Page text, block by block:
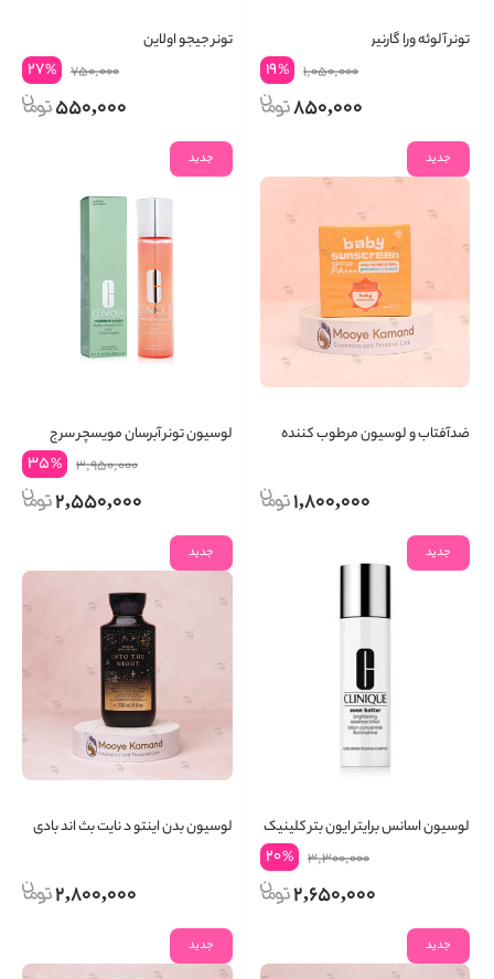
تونر آلوئه ورا گارنیر
1,050,000
19%
850,000
تونر جیجو اولاین
750,000
27%
550,000
جدید
ضدآفتاب و لوسیون مرطوب کننده
1,800,000
جدید
لوسیون تونر آبرسان مویسچر سرج
3,950,000
35%
2,550,000
جدید
لوسیون اسانس برایتر ایون بتر کلینیک
3,300,000
20%
2,650,000
جدید
لوسیون بدن اینتو د نایت بث اند بادی
2,800,000
جدید جدید